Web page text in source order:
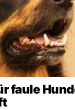
faule